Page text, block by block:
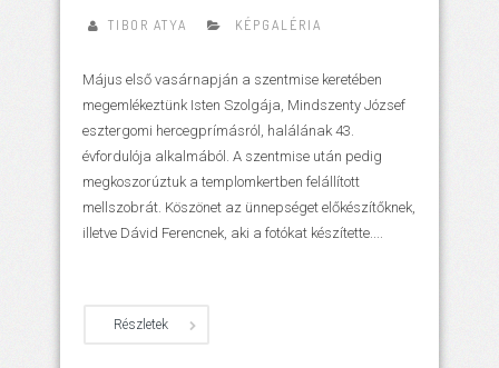
TIBOR ATYA KÉPGALÉRIA
Május első vasárnapján a szentmise keretében
megemlékeztünk Isten Szolgája, Mindszenty József
esztergomi hercegprímásról, halálának 43.
évfordulója alkalmából. A szentmise után pedig
megkoszorúztuk a templomkertben felállított
mellszobrát. Köszönet az ünnepséget előkészítőknek,
illetve Dávid Ferencnek, aki a fotókat készítette....
Részletek